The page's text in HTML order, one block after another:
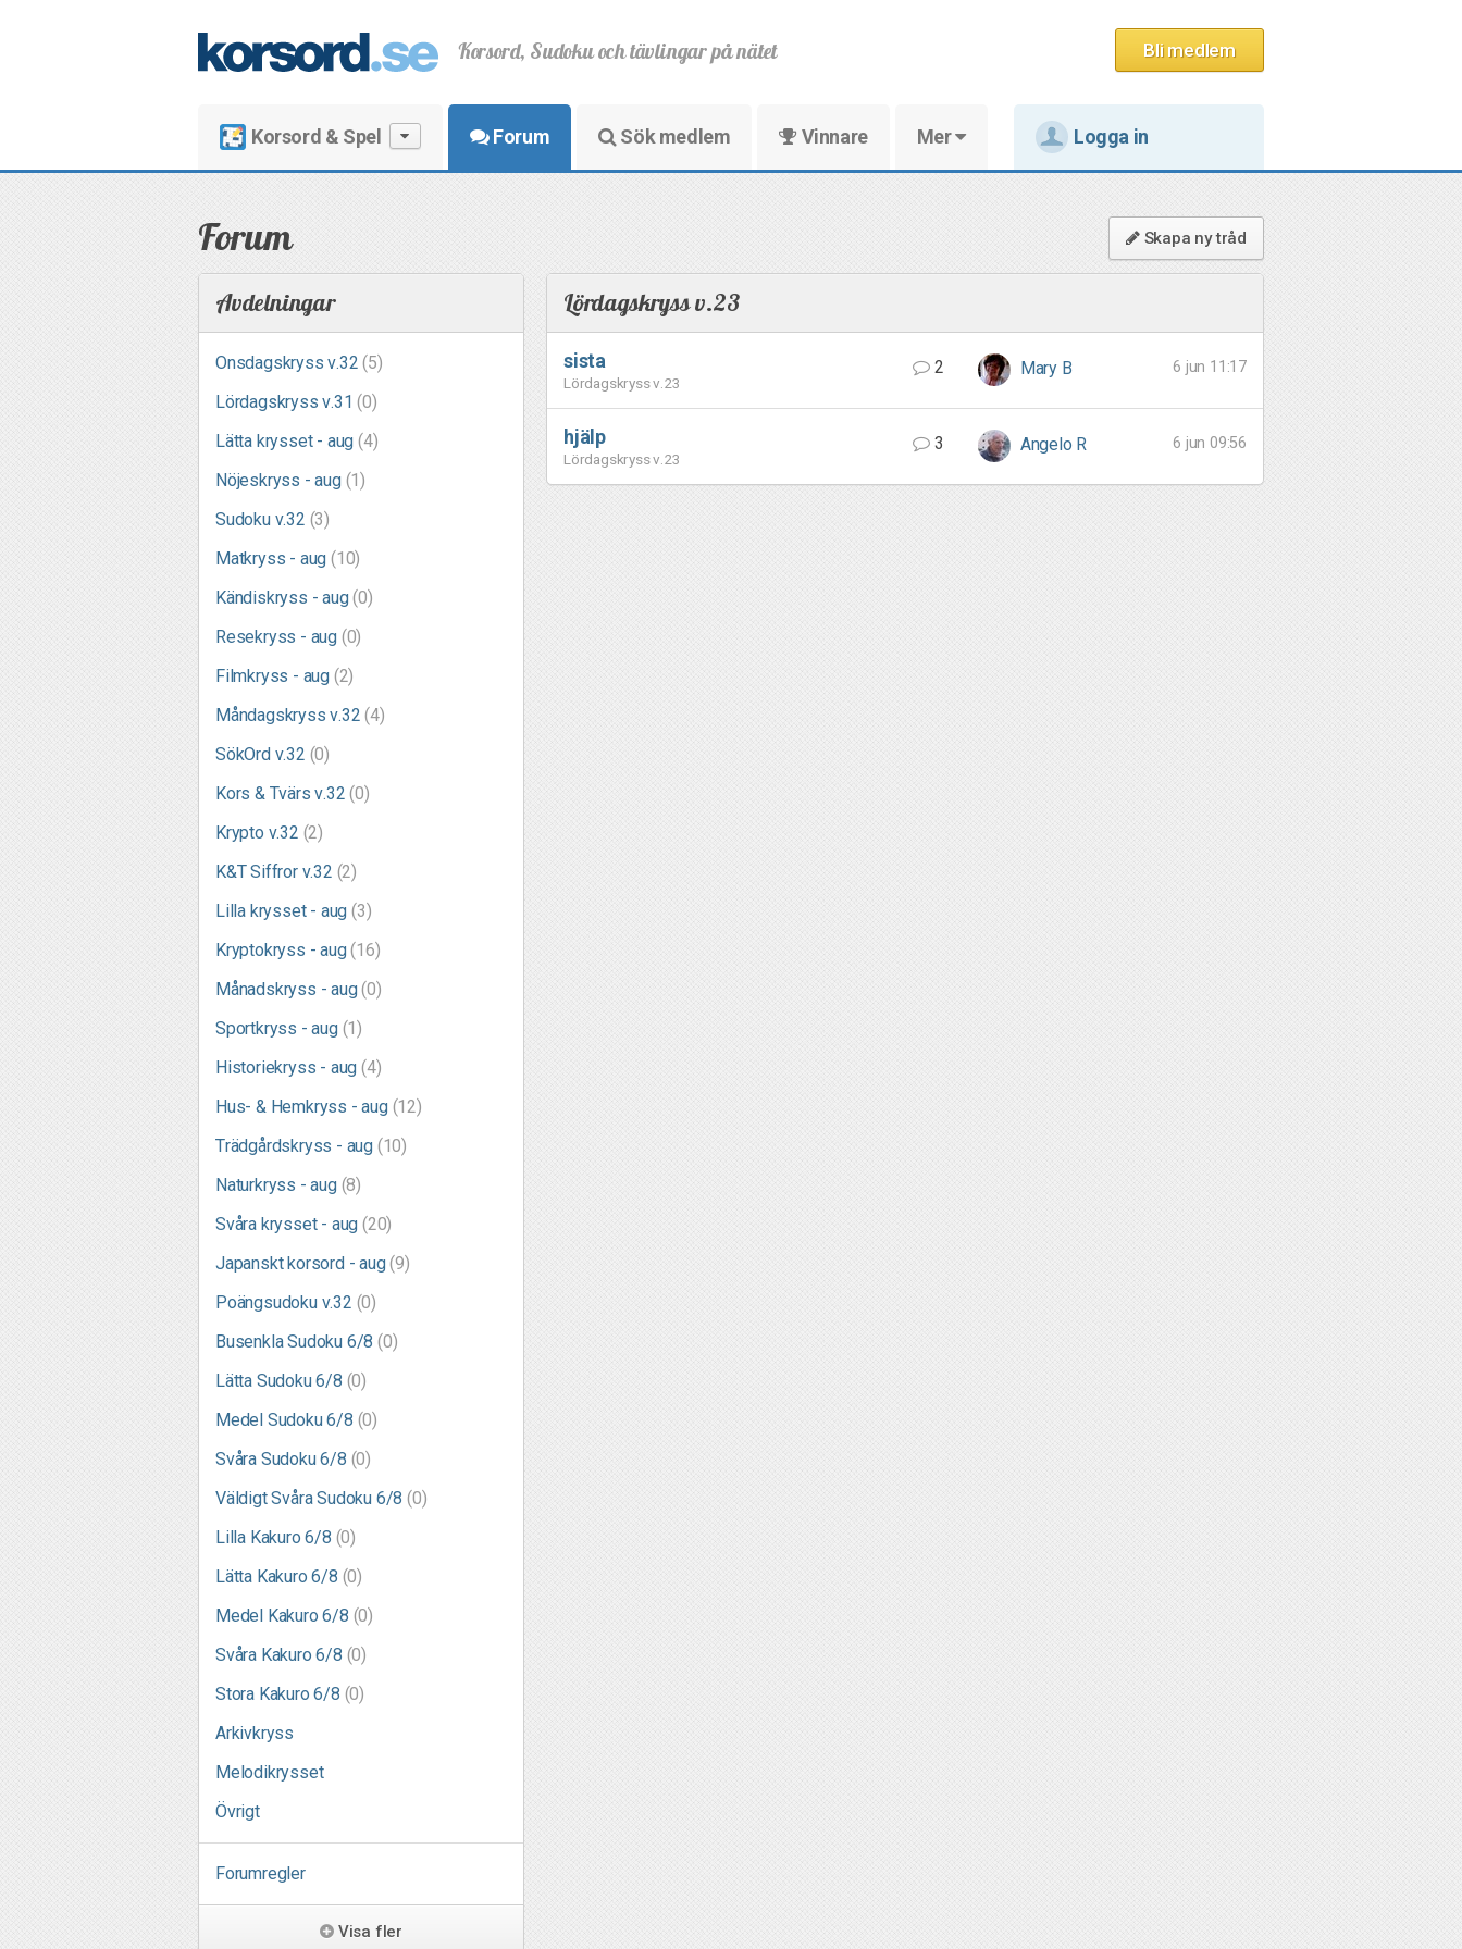
Bli medlem
Korsord, Sudoku och tävlingar på nätet
Korsord & Spel Forum Sök medlem Vinnare Mer Logga in
Skapa ny tråd
Forum
Avdelningar
Onsdagskryss v.32(5)
Lördagskryss v.31(0)
Lätta krysset - aug(4)
Nöjeskryss - aug (1)
Sudoku v.32 (3)
Matkryss - aug(10)
Kändiskryss - aug(0)
Resekryss - aug (0)
Filmkryss - aug (2)
Måndagskryss v.32(4)
SökOrd v.32 (0)
Kors & Tvärs v.32(0)
Krypto v.32 (2)
K&T Siffror v.32 (2)
Lilla krysset - aug(3)
Kryptokryss - aug(16)
Månadskryss - aug(0)
Sportkryss - aug (1)
Historiekryss - aug(4)
Hus- & Hemkryss - aug (12)
Trädgårdskryss - aug (10)
Naturkryss - aug (8)
Svåra krysset - aug(20)
Japanskt korsord - aug(9)
Poängsudoku v.32 (0)
Busenkla Sudoku 6/8(0)
Lätta Sudoku 6/8 (0)
Medel Sudoku 6/8 (0)
Svåra Sudoku 6/8 (0)
Väldigt Svåra Sudoku 6/8(0)
Lilla Kakuro 6/8 (0)
Lätta Kakuro 6/8 (0)
Medel Kakuro 6/8 (0)
Svåra Kakuro 6/8 (0)
Stora Kakuro 6/8 (0)
Arkivkryss
Melodikrysset
Övrigt
Forumregler
Visa fler
Lördagskryss v.23
sista
Lördagskryss v.23
2 Mary B 6 jun 11:17
hjälp
Lördagskryss v.23
3 Angelo R 6 jun 09:56